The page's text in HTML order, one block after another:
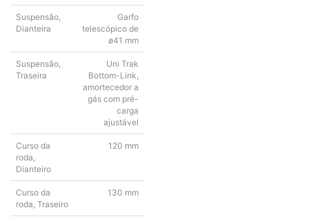
Suspensão,
Dianteira
Garfo
telescópico de
ø41 mm
Suspensão,
Traseira
Uni Trak
Bottom-Link,
amortecedor a
gás com pré-
carga
ajustável
Curso da
roda,
Dianteiro
120 mm
Curso da
roda, Traseiro
130 mm